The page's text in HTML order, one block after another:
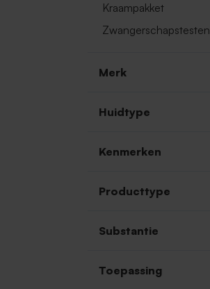
Kraampakket
Zwangerschapstesten
Merk
Huidtype
Kenmerken
Producttype
Substantie
Toepassing